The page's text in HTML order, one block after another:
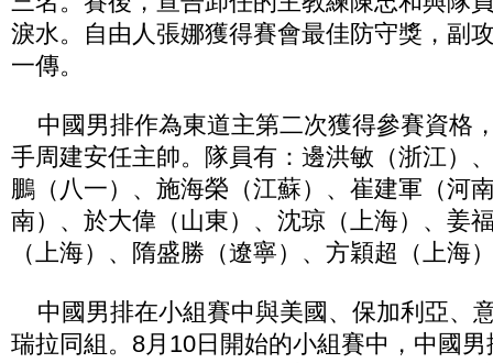
淚水。自由人張娜獲得賽會最佳防守獎，副
一傳。
中國男排作為東道主第二次獲得參賽資格
手周建安任主帥。隊員有：邊洪敏（浙江）
鵬（八一）、施海榮（江蘇）、崔建軍（河
南）、於大偉（山東）、沈琼（上海）、姜
（上海）、隋盛勝（遼寧）、方穎超（上海
中國男排在小組賽中與美國、保加利亞、
瑞拉同組。8月10日開始的小組賽中，中國